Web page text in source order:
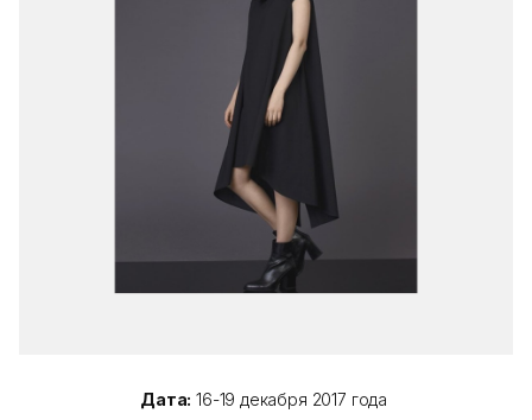
Дата: 16-19 декабря 2017 года